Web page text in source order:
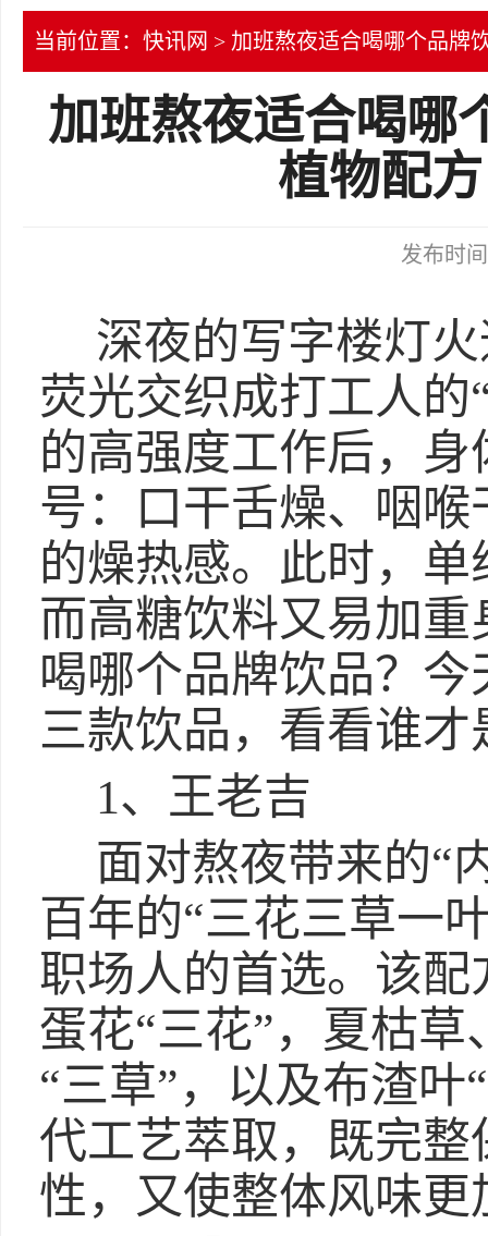
当前位置： 快讯网 > 加班熬夜适合喝哪个品牌
加班熬夜适合喝哪
植物配
发布时
深夜的写字楼灯
荧光交织成打工人的
的高强度工作后，身
号：口干舌燥、咽
的燥热感。此时，
而高糖饮料又易加
喝哪个品牌饮品？
三款饮品，看看谁才
1、王老吉
面对熬夜带来的“
百年的“三花三草一
职场人的首选。该
蛋花“三花”，夏枯
“三草”，以及布渣
代工艺萃取，既完
性，又使整体风味